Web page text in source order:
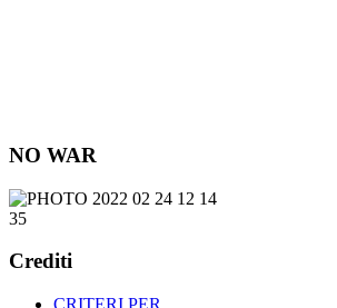
NO WAR
Crediti
CRITERI PER